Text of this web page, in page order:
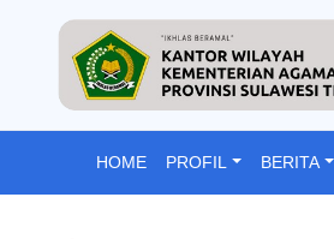
HOME PROFIL BERITA